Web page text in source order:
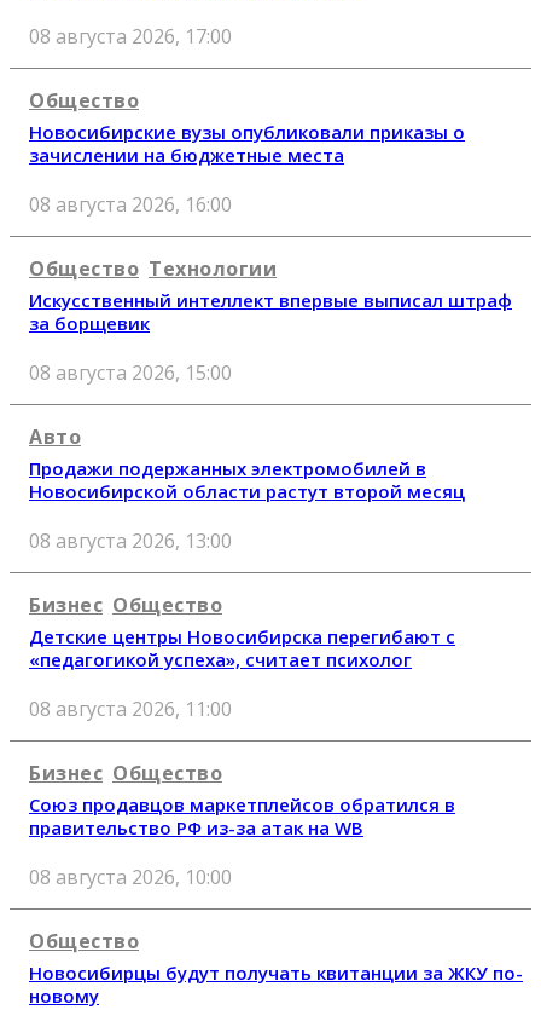
08 августа 2026, 17:00
Общество
Новосибирские вузы опубликовали приказы о
зачислении на бюджетные места
08 августа 2026, 16:00
Общество Технологии
Искусственный интеллект впервые выписал штраф
за борщевик
08 августа 2026, 15:00
Авто
Продажи подержанных электромобилей в
Новосибирской области растут второй месяц
08 августа 2026, 13:00
Бизнес Общество
Детские центры Новосибирска перегибают с
«педагогикой успеха», считает психолог
08 августа 2026, 11:00
Бизнес Общество
Союз продавцов маркетплейсов обратился в
правительство РФ из-за атак на WB
08 августа 2026, 10:00
Общество
Новосибирцы будут получать квитанции за ЖКУ по-
новому